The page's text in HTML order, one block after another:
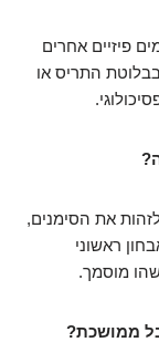
פיזיים אחרים
התריס או
את הסימנים,
ראשוני
מוסמך.
ממושכת?